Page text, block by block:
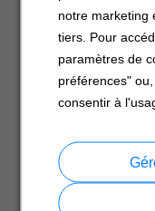
notre marketing
tiers. Pour
paramètres de
préférences"
consentir à